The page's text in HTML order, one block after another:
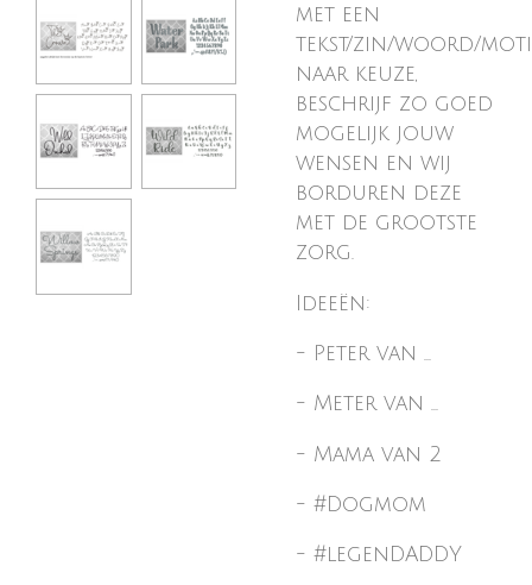
met een
tekst/zin/woord/
naar keuze,
beschrijf zo goed
mogelijk jouw
wensen en wij
borduren deze
met de grootste
zorg.
Ideeën:
- Peter van ...
- Meter van ...
- Mama van 2
- #Dogmom
- #legenDADDY